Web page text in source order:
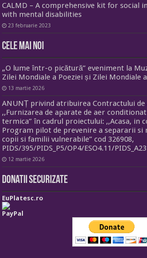
CALMD – A comprehensive kit for social
with mental disabilities
23 februarie 2023
Cele mai noi
„O lume într-o picătură” eveniment la
Zilei Mondiale a Poeziei și Zilei Mondiale
13 martie 2026
ANUNȚ privind atribuirea Contractului de
,,Furnizarea de aparate de aer
termica” în cadrul proiectului: ,,Acasa, in
Program pilot de prevenire a separarii
copii si familii vulnerabile” cod 326908,
PIDS/395/PIDS_P5/OP4/ESO4.11/PIDS_A23
12 martie 2026
Donatii securizate
EuPlatesc.ro
PayPal